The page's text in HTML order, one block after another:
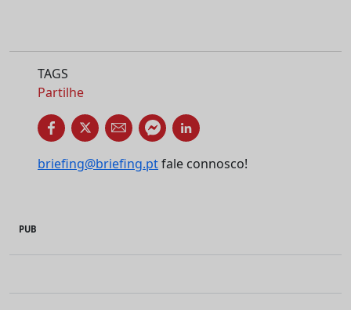
TAGS
Partilhe
briefing@briefing.ptfale connosco!
PUB